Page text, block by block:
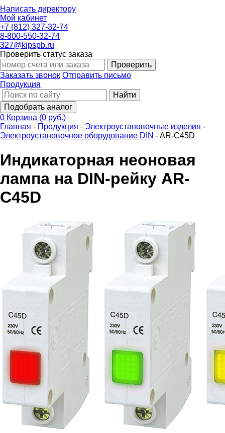
Написать директору
Мой кабинет
+7 (812) 327-32-74
8-800-550-32-74
327@kipspb.ru
Проверить статус заказа
Проверить
Заказать звонок Отправить письмо
Продукция
Найти
Подобрать аналог
0 Корзина (0 руб.)
Главная - Продукция - Электроустановочные изделия -
Электроустановочное оборудование DIN -AR-C45D
Индикаторная неоновая
лампа на DIN-рейку AR-
C45D